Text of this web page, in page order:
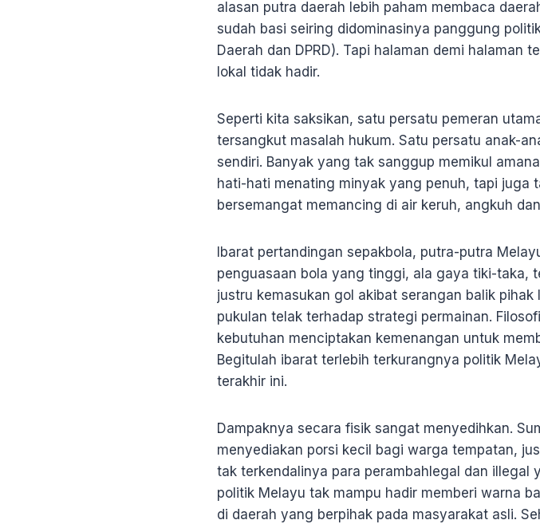
alasan putra daerah lebih paham membaca
sudah basi seiring didominasinya panggung
Daerah dan DPRD). Tapi halaman demi
lokal tidak hadir.
Seperti kita saksikan, satu persatu pemeran
tersangkut masalah hukum. Satu persatu anak-
sendiri. Banyak yang tak sanggup memikul
hati-hati menating minyak yang penuh, tapi juga
bersemangat memancing di air keruh, angkuh
Ibarat pertandingan sepakbola, putra-putra
penguasaan bola yang tinggi, ala gaya tiki-taka,
justru kemasukan gol akibat serangan balik pihak
pukulan telak terhadap strategi permainan.
kebutuhan menciptakan kemenangan untuk
Begitulah ibarat terlebih terkurangnya politik
terakhir ini.
Dampaknya secara fisik sangat menyedihkan.
menyediakan porsi kecil bagi warga tempatan,
tak terkendalinya para perambahlegal dan illegal
politik Melayu tak mampu hadir memberi warna
di daerah yang berpihak pada masyarakat asli.